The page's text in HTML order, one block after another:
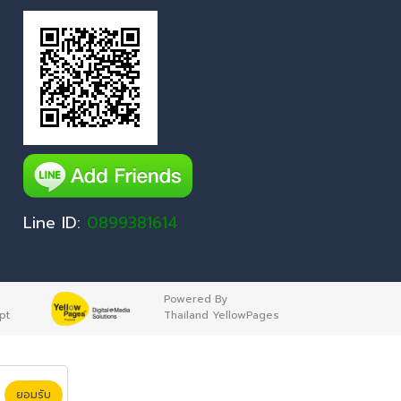
Line ID: 0899381614
Powered By
Thailand YellowPages
ยอมรับ